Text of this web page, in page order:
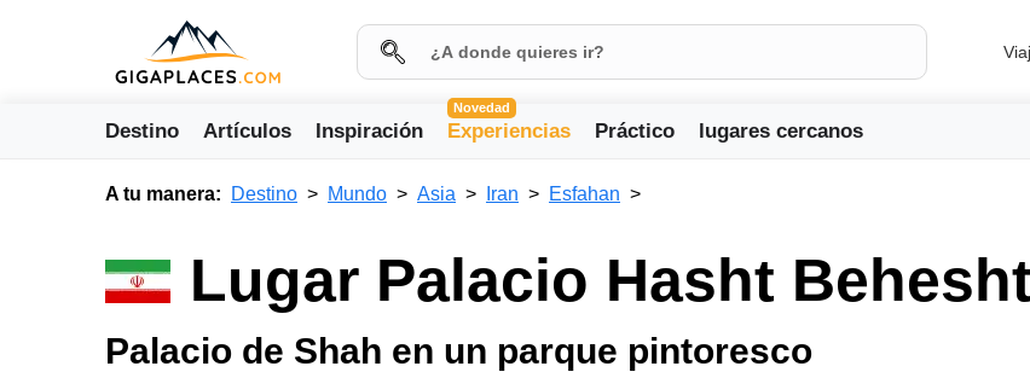
Destino Artículos Inspiración
Novedad
Experiencias Práctico lugares cercanos
A tu manera: Destino Mundo Asia Iran Esfahan
Lugar Palacio Hasht Behesht
Palacio de Shah en un parque pintoresco